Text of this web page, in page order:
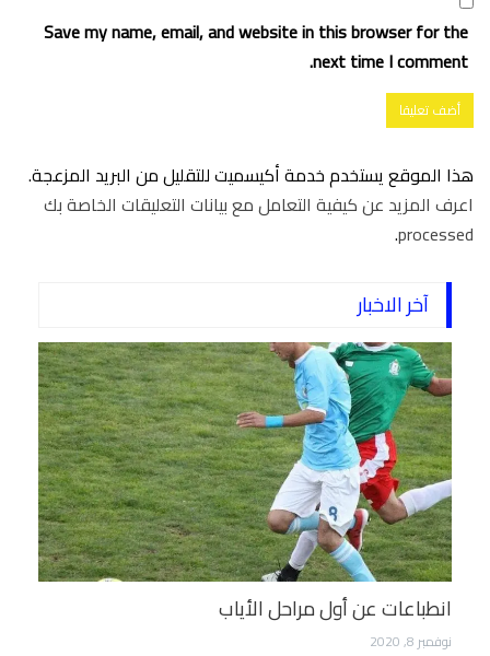
Save my name, email, and website in this browser for the
next time I comment.
هذا الموقع يستخدم خدمة أكيسميت للتقليل من البريد المزعجة.
اعرف المزيد عن كيفية التعامل مع بيانات التعليقات الخاصة بك
processed
.
آخر الاخبار
انطباعات عن أول مراحل الأياب
نوفمبر 8, 2020